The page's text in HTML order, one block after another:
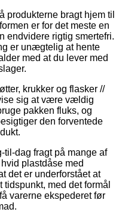
produkterne bragt hjem til
er for det meste en
endvidere rigtig smertefri.
er unægtelig at hente
med at du lever med
krukker og flasker //
sig at være vældig
pakken fluks, og
den forventede
dag fragt på mange af
plastdåse med
det er underforstået at
med det formål
varerne ekspederet før